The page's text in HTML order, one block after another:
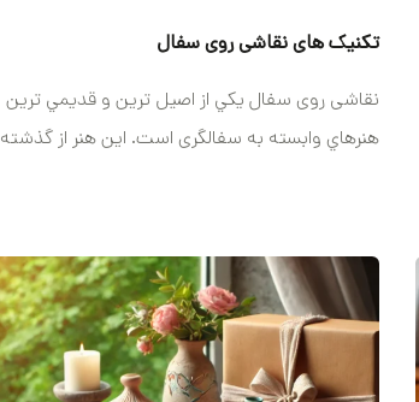
تکنیک های نقاشی روی سفال
نقاشی روی سفال يکي از اصيل ترين و قديمي ترين
هنرهاي وابسته به سفالگری است. اين هنر از گذشته